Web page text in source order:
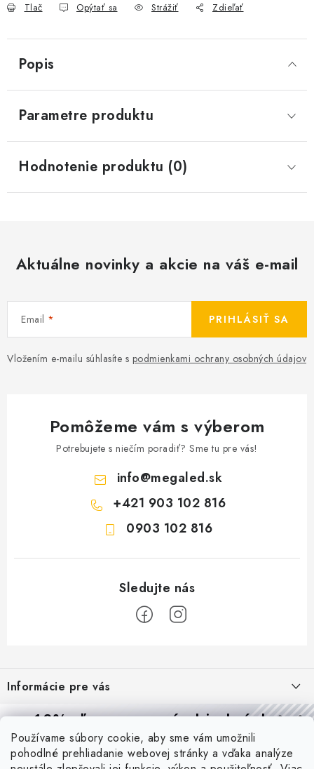
Používame súbory cookie, aby sme vám umožnili
pohodlné prehliadanie webovej stránky a vďaka analýze
Tlač Opýtať sa Strážiť Zdieľať
Popis
Parametre produktu
Hodnotenie produktu (0)
Aktuálne novinky a akcie na váš e-mail
Email
Vložením e-mailu súhlasíte s podmienkami ochrany osobných údajov
PRIHLÁSIŤ SA
Pomôžeme vám s výberom
Potrebujete s niečím poradiť? Sme tu pre vás!
info@megaled.sk
+421 903 102 816
0903 102 816
p
ä
Informácie pre vás
Reklamácie a formulár na odstúpenie od zmluvy
Obchodné podmienky
Blog
10% zľavana prvú objednávku
Prihláste sa azískajtezľavu aj praktické tipy,vďaka ktorým
budete svietiť lepšie a platiť menej.